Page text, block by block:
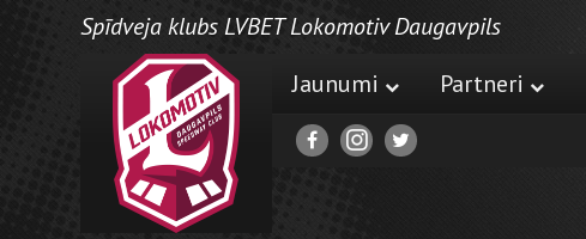
Spīdveja klubs LVBET Lokomotiv Daugavpils
Jaunumi
Partneri